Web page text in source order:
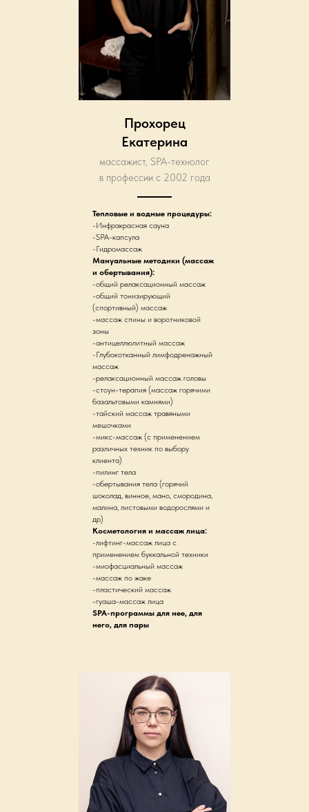
Прохорец
Екатерина
массажист, SPA-технолог
в профессии с 2002 года
Тепловые и водные процедуры:
-Инфракрасная сауна
-SPA-капсула
-Гидромассаж
Мануальные методики (массаж
и обертывания):
-общий релаксационный массаж
-общий тонизирующий
(спортивный) массаж
-массаж спины и воротниковой
зоны
-антицеллюлитный массаж
-Глубокотканный лимфодренажный
массаж
-релаксационный массаж головы
-стоун-терапия (массаж горячими
базальтовыми камнями)
-тайский массаж травяными
мешочками
-микс-массаж (с применением
различных техник по выбору
клиента)
-пилинг тела
-обертывания тела (горячий
шоколад, винное, мано, смородина,
малина, листовыми водорослями и
др)
Косметология и массаж лица:
-лифтинг-массаж лица с
применением буккальной техники
-миофасциальный массаж
-массаж по жаке
-пластический массаж
-гуаша-массаж лица
SPA-программы для нее, для
него, для пары